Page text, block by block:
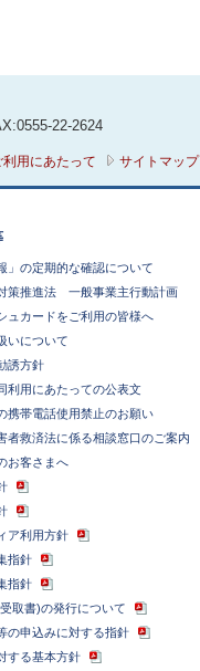
22-2624
用にあたって サイトマップ
」の定期的な確認について
策推進法 一般事業主行動計画
ュカードをご利用の皆様へ
いについて
誘方針
利用にあたっての公表文
携帯電話使用禁止のお願い
者救済法に係る相談窓口のご案内
お客さまへ
ア利用方針
指針
指針
取書)の発行について
の申込みに対する指針
する基本方針